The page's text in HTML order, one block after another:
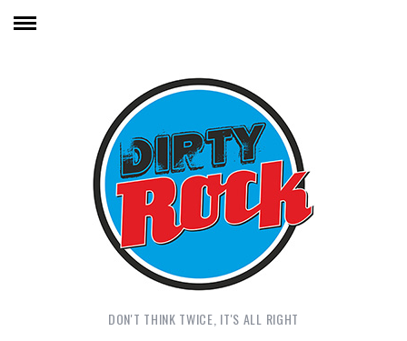
DON'T THINK TWICE, IT'S ALL RIGHT